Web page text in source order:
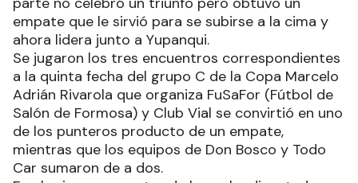
empate que le sirvió para se subirse a la cima y
ahora lidera junto a Yupanqui.
Se jugaron los tres encuentros correspondientes
a la quinta fecha del grupo C de la Copa Marcelo
Adrián Rivarola que organiza FuSaFor (Fútbol de
Salón de Formosa) y Club Vial se convirtió en uno
de los punteros producto de un empate,
mientras que los equipos de Don Bosco y Todo
Car sumaron de a dos.